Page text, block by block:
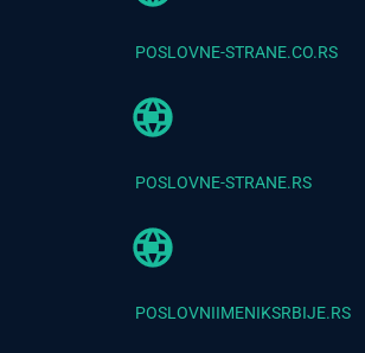
POSLOVNE-STRANE.CO.RS
POSLOVNE-STRANE.RS
POSLOVNIIMENIKSRBIJE.RS